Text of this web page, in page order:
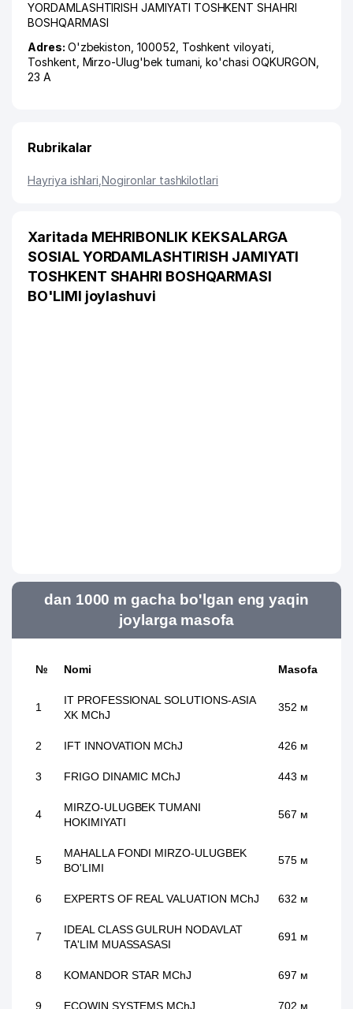
YORDAMLASHTIRISH JAMIYATI TOSHKENT SHAHRI
BOSHQARMASI
Adres: O'zbekiston, 100052, Toshkent viloyati
Toshkent Mirzo-Ulug'bek tumani ,ko'chasi OQKURGON
23 А
Rubrikalar
Hayriya ishlari ,Nogironlar tashkilotlari
Xaritada MEHRIBONLIK KEKSALARGA
SOSIAL YORDAMLASHTIRISH JAMIYATI
TOSHKENT SHAHRI BOSHQARMASI
BO'LIMI joylashuvi
dan 1000 m gacha bo'lgan eng yaqin
joylarga masofa
№ Nomi Masofa
1
IT PROFESSIONAL SOLUTIONS-ASIA
XK MChJ
352 м
2 IFT INNOVATION MChJ 426 м
3 FRIGO DINAMIC MChJ 443 м
4
MIRZO-ULUGBEK TUMANI
HOKIMIYATI
567 м
5
MAHALLA FONDI MIRZO-ULUGBEK
BO'LIMI
575 м
6 EXPERTS OF REAL VALUATION MChJ 632 м
7
IDEAL CLASS GULRUH NODAVLAT
TA'LIM MUASSASASI
691 м
8 KOMANDOR STAR MChJ 697 м
9 ECOWIN SYSTEMS MChJ 702 м